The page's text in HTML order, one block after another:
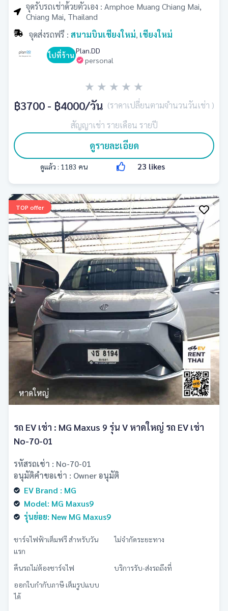
จุดรับรถเช่าด้วยตัวเอง : Amphoe Muang Chiang Mai,
Chiang Mai, Thailand
จุดส่งรถฟรี : สนามบินเชียงใหม่, เชียงใหม่
ไปที่ร้าน
personal
Plan.DD
฿3700 - ฿4000/วัน (ราคาเปลี่ยนตามจำนวนวันเช่า )
สัญญาเช่า รายเดือน รายปี
★ ★ ★ ★ ★
ดูรายละเอียด
ดูแล้ว : 1183 คน 23 likes
TOP offer
หาดใหญ่
รถ EV เช่า : MG Maxus 9 รุ่น V หาดใหญ่ รถ EV เช่า
No-70-01
รหัสรถเช่า : No-70-01
อนุมัติคำขอเช่า : Owner อนุมัติ
EV Brand : MG
Model: MG Maxus9
รุ่นย่อย: New MG Maxus9
ชาร์จไฟฟ้าเต็มฟรี สำหรับวัน
แรก
ไม่จำกัดระยะทาง
คืนรถไม่ต้องชาร์จไฟ
บริการรับ-ส่งรถถึงที่
ออกใบกำกับภาษี เต็มรูปแบบ
ได้